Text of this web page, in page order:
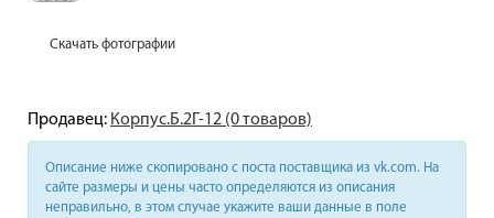
Скачать фотографии
Продавец: Корпус.Б.2Г-12 (0 товаров)
Описание ниже скопировано с поста поставщика из vk.com. На
сайте размеры и цены часто определяются из описания
неправильно, в этом случае укажите ваши данные в поле